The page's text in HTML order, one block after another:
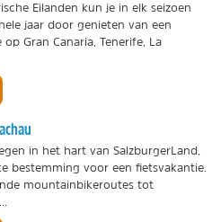
Eilanden kun je in elk seizoen
jaar door genieten van een
Gran Canaria, Tenerife, La
in het hart van SalzburgerLand,
bestemming voor een fietsvakantie.
mountainbikeroutes tot